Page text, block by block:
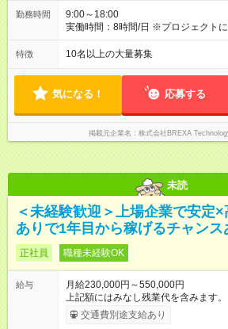
勤務時間
9:00～18:00
実働時間：8時間/日 ※プロジェクト
ービス残業はございません。残業代1
特徴 10名以上の大量募集
気になる！ 応募する
掲載元企業名 株式会社BREXA
未読
＜未経験歓迎＞上場企業で安定
ありで1年目から稼げるチャンス
正社員 職種未経験OK
給与
月給230,000円～550,000円
上記額にはみなし残業代を含みます
ます。 みなし残業代 8,940円／月 み
上記には、月5.5時間分のみなし残業
交通費別途支給あり